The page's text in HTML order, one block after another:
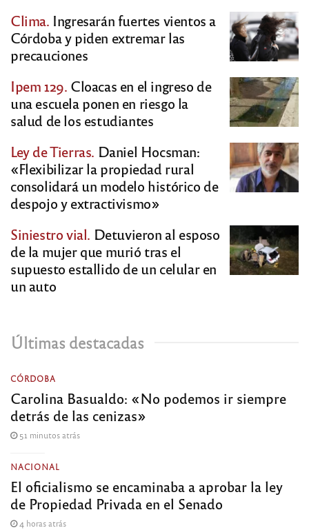
Clima. Ingresarán fuertes vientos a
Córdoba y piden extremar las
precauciones
Ipem 129. Cloacas en el ingreso de
una escuela ponen en riesgo la
salud de los estudiantes
Ley de Tierras. Daniel Hocsman:
«Flexibilizar la propiedad rural
consolidará un modelo histórico de
despojo y extractivismo»
Siniestro vial. Detuvieron al esposo
de la mujer que murió tras el
supuesto estallido de un celular en
un auto
Últimas destacadas
CÓRDOBA
Carolina Basualdo: «No podemos ir siempre
detrás de las cenizas»
51 minutos atrás
NACIONAL
El oficialismo se encaminaba a aprobar la ley
de Propiedad Privada en el Senado
4 horas atrás